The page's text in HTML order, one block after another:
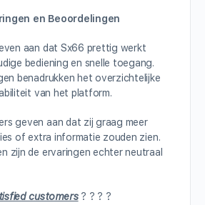
en Beoordelingen
aan dat Sx66 prettig werkt
bediening en snelle toegang.
benadrukken het overzichtelijke
van het platform.
geven aan dat zij graag meer
of extra informatie zouden zien.
zijn de ervaringen echter neutraal
customers? ? ? ?